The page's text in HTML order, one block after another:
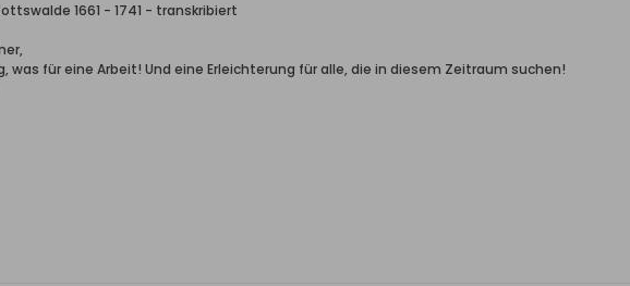
1661 - 1741 - transkribiert
was für eine Arbeit! Und eine Erleichterung für alle, die in diesem Zeitraum suchen!